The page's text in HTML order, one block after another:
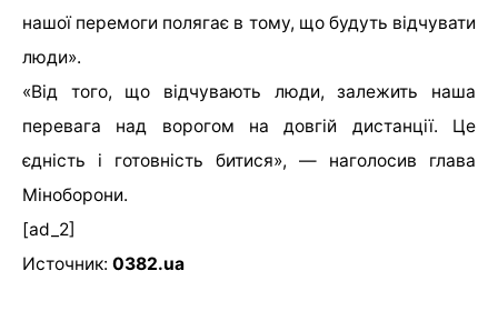
нашої перемоги полягає в тому, що будуть відчувати
люди».
«Від того, що відчувають люди, залежить наша
перевага над ворогом на довгій дистанції. Це
єдність і готовність битися», — наголосив глава
Міноборони.
[ad_2]
Источник: 0382.ua